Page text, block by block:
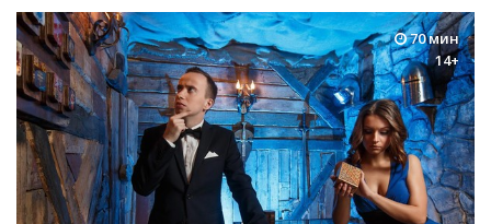
70 мин
14+